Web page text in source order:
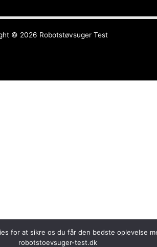
© 2026 Robotstøvsuger Test
for at sikre os du får den bedste oplevelse
robotstoevsuger-test.dk